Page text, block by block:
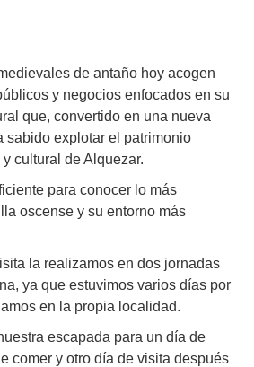
de antaño hoy acogen
y negocios enfocados en su
que, convertido en una nueva
sabido explotar el patrimonio
cultural de Alquezar.
para conocer lo más
oscense y su entorno más
la realizamos en dos jornadas
ya que estuvimos varios días por
en la propia localidad.
escapada para un día de
comer y otro día de visita después